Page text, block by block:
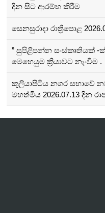
දින සිට ආරම්භ කිරීම
සෙනසුරාදා රාත්‍රීපොළ
” සුපිළිපන්න සංස්කෘතියක් -
මෙහෙයුම ක්‍රියාවට නැංවීම .
කුලියාපිටිය නගර සභාවේ
මහත්මිය 2026.07.13 දින